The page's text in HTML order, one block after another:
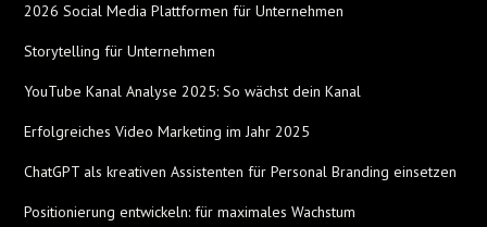
2026 Social Media Plattformen für Unternehmen
Storytelling für Unternehmen
YouTube Kanal Analyse 2025: So wächst dein Kanal
Erfolgreiches Video Marketing im Jahr 2025
ChatGPT als kreativen Assistenten für Personal Branding einsetzen
Positionierung entwickeln: für maximales Wachstum